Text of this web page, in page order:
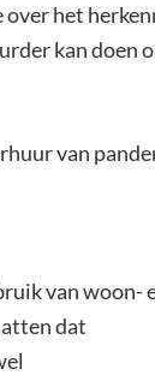
het
kan doen
van
van woon-
dat